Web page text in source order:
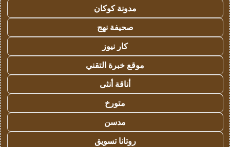
مدونة كوكان
صحيفة نهج
كار نيوز
موقع خبرة التقني
أناقة أنثى
متورخ
مدسن
روتانا تسويق